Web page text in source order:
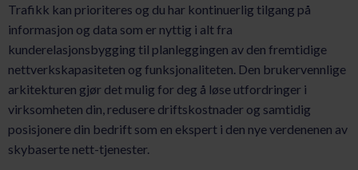
Trafikk kan prioriteres og du har kontinuerlig tilgang på
informasjon og data som er nyttig i alt fra
kunderelasjonsbygging til planleggingen av den fremtidige
nettverkskapasiteten og funksjonaliteten. Den brukervennlige
arkitekturen gjør det mulig for deg å løse utfordringer i
virksomheten din, redusere driftskostnader og samtidig
posisjonere din bedrift som en ekspert i den nye verdenenen av
skybaserte nett-tjenester.